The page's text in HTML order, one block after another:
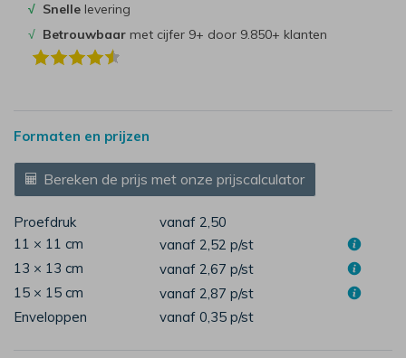
√ Snelle levering
√ Betrouwbaar met cijfer 9+ door 9.850+ klanten
Formaten en prijzen
Bereken de prijs met onze prijscalculator
Proefdruk
vanaf 2,50
11 × 11 cm
vanaf 2,52 p/st
13 × 13 cm
vanaf 2,67 p/st
15 × 15 cm
vanaf 2,87 p/st
Enveloppen
vanaf 0,35 p/st